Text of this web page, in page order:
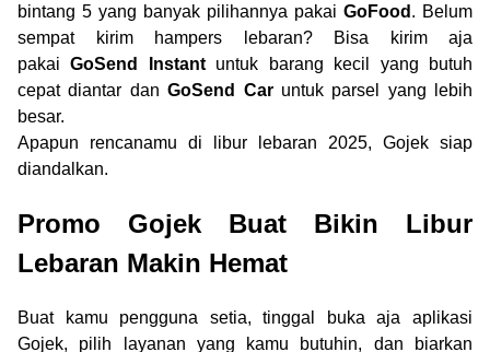
bintang 5 yang banyak pilihannya pakai GoFood . Belum
sempat kirim hampers lebaran? Bisa kirim aja
pakaiGoSend Instantuntuk barang kecil yang butuh
cepat diantar danGoSend Caruntuk parsel yang lebih
besar.
Apapun rencanamu di libur lebaran 2025, Gojek siap
diandalkan.
Promo Gojek Buat Bikin Libur
Lebaran Makin Hemat
Buat kamu pengguna setia, tinggal buka aja aplikasi
Gojek, pilih layanan yang kamu butuhin, dan biarkan